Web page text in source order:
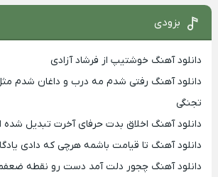
بزودی
دانلود آهنگ خوشتیپ از فرشاد آزادی
دانلود آهنگ رفتی شدم مه درب و داغان شدم مثل
تجنگی
دانلود آهنگ اخلاق بدت حرفای آخرت تبدیل شده
دانلود آهنگ تا قیامت باشمه هرچی که دادی
دانلود آهنگ چجور دلت آمد دست رو نقطه ضعفم